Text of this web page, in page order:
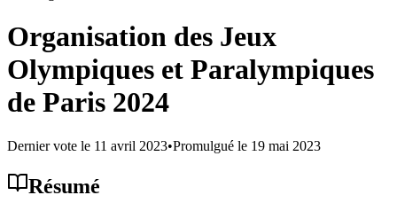
Organisation des Jeux
Olympiques et Paralympiques
de Paris 2024
Dernier vote le 11 avril 2023•Promulgué le 19 mai 2023
Résumé